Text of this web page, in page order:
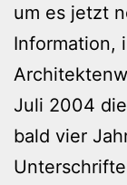
um es jetzt
Information,
Juli 2004
bald vier